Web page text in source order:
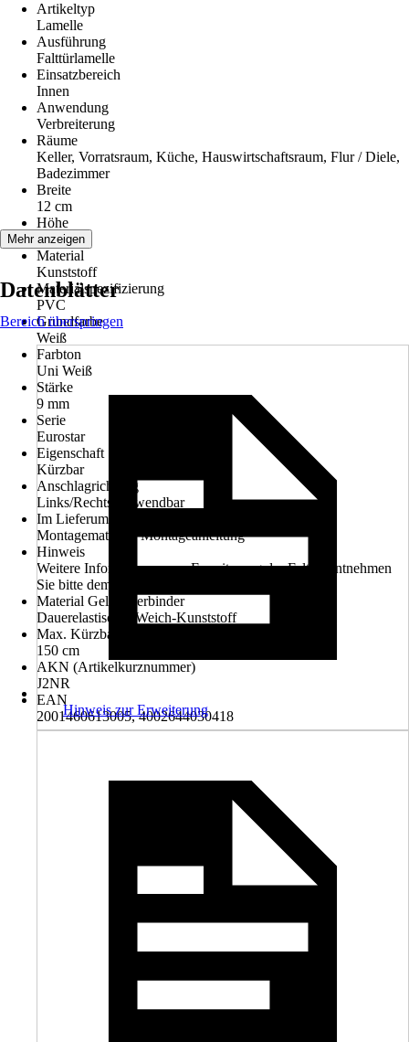
Artikeltyp
Lamelle
Ausführung
Falttürlamelle
Einsatzbereich
Innen
Anwendung
Verbreiterung
Räume
Keller, Vorratsraum, Küche, Hauswirtschaftsraum, Flur / Diele,
Badezimmer
Breite
12 cm
Höhe
205 cm
Material
Kunststoff
Materialspezifizierung
PVC
Grundfarbe
Weiß
Farbton
Uni Weiß
Stärke
9 mm
Serie
Eurostar
Eigenschaft
Kürzbar
Anschlagrichtung
Links/Rechts verwendbar
Im Lieferumfang enthalten
Montagematerial, Montageanleitung
Hinweis
Weitere Informationen zur Erweiterung der Falttür entnehmen
Sie bitte dem Datenblatt
Material Gelenkverbinder
Dauerelastischer Weich-Kunststoff
Max. Kürzbar
150 cm
AKN (Artikelkurznummer)
J2NR
EAN
2001460613005, 4002644030418
Mehr anzeigen
Datenblätter
Bereich überspringen
Hinweis zur Erweiterung